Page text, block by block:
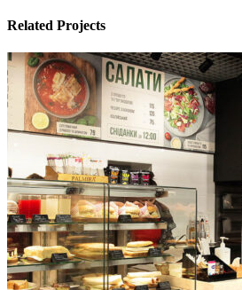
Related Projects